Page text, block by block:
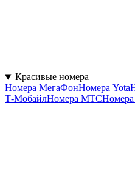
Красивые номера
Номера МегаФонНомера Yota
Т‑МобайлНомера МТС